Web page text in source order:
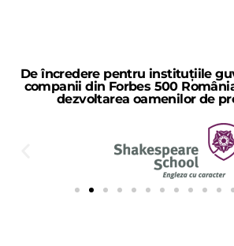
De încredere pentru instituțiile
companii din Forbes 500
dezvoltarea oamenilor de